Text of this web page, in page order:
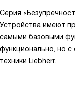
Серия
Устройства имеют
самыми базовыми
функционально, но с
техники Liebherr.